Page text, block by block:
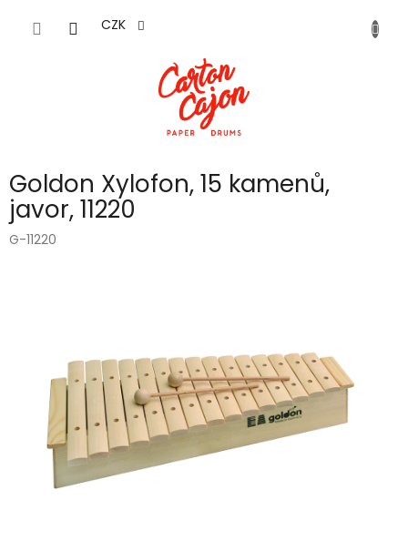
CZK
Goldon Xylofon, 15 kamenů,
javor, 11220
G-11220